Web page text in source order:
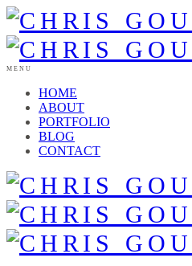
MENU
HOME
ABOUT
PORTFOLIO
BLOG
CONTACT